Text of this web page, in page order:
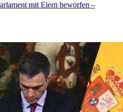
mit Eiern beworfen –